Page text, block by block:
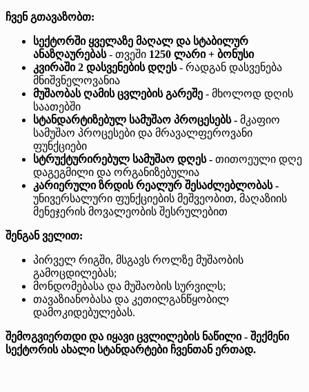
ჩვენ გთავაზობთ:
სექტორში ყველაზე მაღალ და სტაბილურ
ანაზღაურებას- თვეში 1250 ლარი + ბონუსი
კვირაში 2 დასვენების დღეს- რადგან დასვენება
მნიშვნელოვანია
მუშაობას ღამის ცვლების გარეშე - მხოლოდ დღის
საათებში
სტანდარტიზებულ სამუშაო პროცესებს - მკაფიო
სამუშაო პროცესები და მრავალფეროვანი
ფუნქციები
სტრუქტურირებულ სამუშაო დღეს - თითოეული დღე
დაგეგმილი და ორგანიზებულია
კარიერული ზრდის რეალურ შესაძლებლობას -
უნივერსალური ფუნქციების მეშვეობით, მაღაზიის
მენეჯერის მოვალეობის შესრულებით
შენგან ველით:
პირველ რიგში, მსგავს როლზე მუშაობის
გამოცდილებას;
მონდომებასა და მუშაობის სურვილს;
თავაზიანობასა და კეთილგანწყობილ
დამოკიდებულებას.
შემოგვიერთდი და იყავი ცვლილების ნაწილი - შექმენი
სექტორის ახალი სტანდარტები ჩვენთან ერთად.